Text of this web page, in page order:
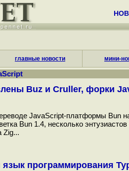
главные новости мини-
Buz и Cruller, форки
JavaScript-платформы Bun
Bun 1.4, несколько
Zig...
язык программирования